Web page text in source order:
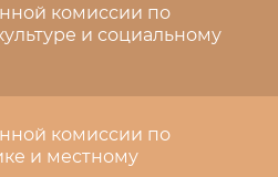
комиссии по
и социальному
комиссии по
и местному